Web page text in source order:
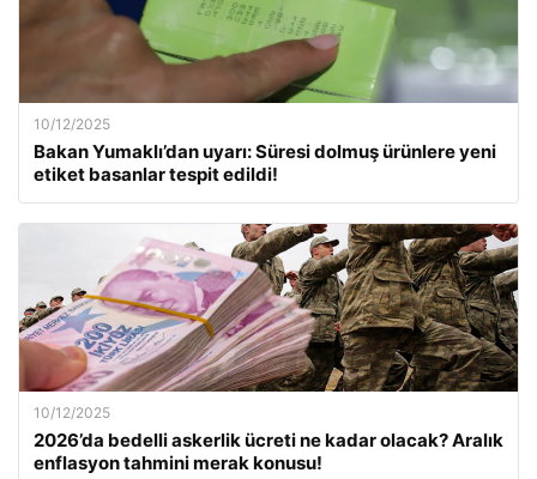
10/12/2025
Bakan Yumaklı’dan uyarı: Süresi dolmuş ürünlere yeni
etiket basanlar tespit edildi!
10/12/2025
2026’da bedelli askerlik ücreti ne kadar olacak? Aralık
enflasyon tahmini merak konusu!